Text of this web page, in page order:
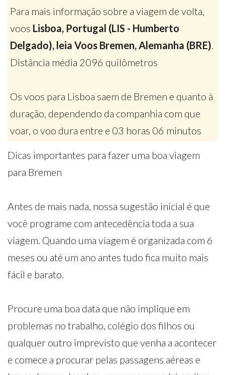
Para mais informação sobre a viagem de volta,
voos Lisboa, Portugal (LIS - Humberto
Delgado), leia Voos Bremen, Alemanha (BRE).
Distância média 2096 quilômetros
Os voos para Lisboa saem de Bremen e quanto à
duração, dependendo da companhia com que
voar, o voo dura entre e 03 horas 06 minutos
Dicas importantes para fazer uma boa viagem
para Bremen
Antes de mais nada, nossa sugestão inicial é que
você programe com antecedência toda a sua
viagem. Quando uma viagem é organizada com 6
meses ou até um ano antes tudo fica muito mais
fácil e barato.
Procure uma boa data que não implique em
problemas no trabalho, colégio dos filhos ou
qualquer outro imprevisto que venha a acontecer
e comece a procurar pelas passagens aéreas e